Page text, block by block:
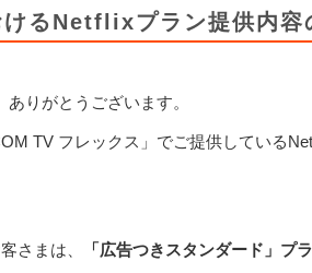
るNetflixプラン提供内容
りがとうございます。
TV フレックス」でご提供している
さまは、
「広告つきスタンダード」プ